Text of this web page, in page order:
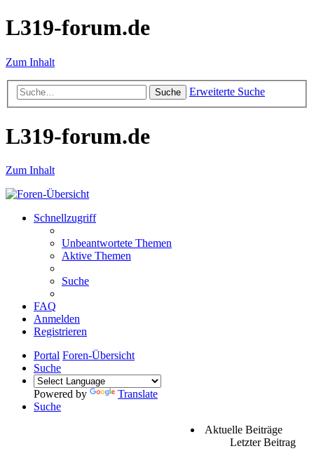
L319-forum.de
Zum Inhalt
Suche Erweiterte Suche
L319-forum.de
Zum Inhalt
Schnellzugriff
Unbeantwortete Themen
Aktive Themen
Suche
FAQ
Anmelden
Registrieren
Portal Foren-Übersicht
Suche
Powered by
Translate
Suche
Aktuelle Beiträge
Letzter Beitrag